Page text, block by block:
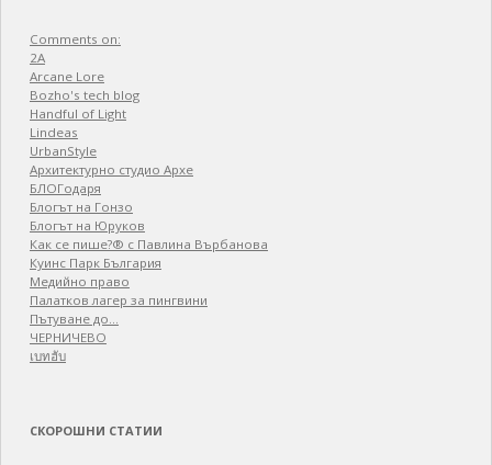
Comments on:
2A
Arcane Lore
Bozho's tech blog
Handful of Light
Lindeas
UrbanStyle
Архитектурно студио Архе
БЛОГодаря
Блогът на Гонзо
Блогът на Юруков
Как се пише?® с Павлина Върбанова
Куинс Парк България
Медийно право
Палатков лагер зa пингвини
Пътуване до…
ЧЕРНИЧЕВО
เบทฮับ
СКОРОШНИ СТАТИИ